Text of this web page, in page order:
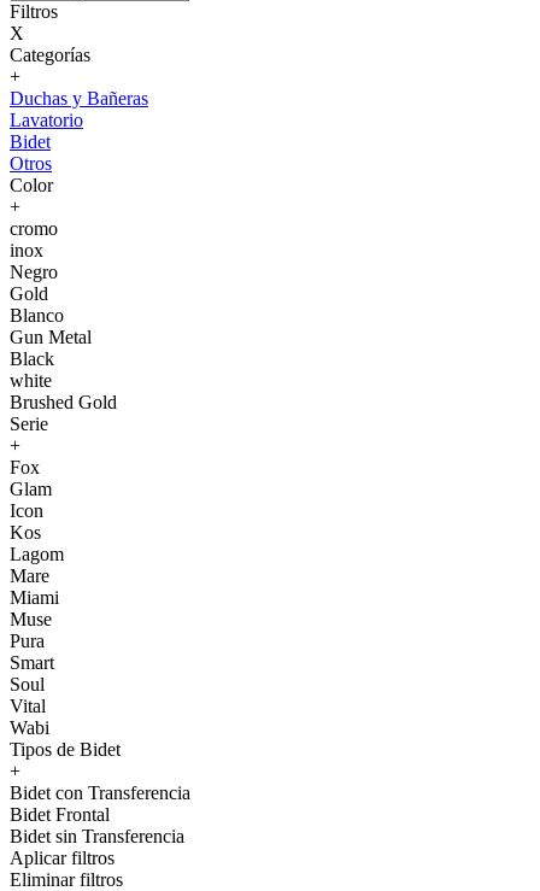
Filtros
X
Categorías
+
Duchas y Bañeras
Lavatorio
Bidet
Otros
Color
+
cromo
inox
Negro
Gold
Blanco
Gun Metal
Black
white
Brushed Gold
Serie
+
Fox
Glam
Icon
Kos
Lagom
Mare
Miami
Muse
Pura
Smart
Soul
Vital
Wabi
Tipos de Bidet
+
Bidet con Transferencia
Bidet Frontal
Bidet sin Transferencia
Aplicar filtros
Eliminar filtros